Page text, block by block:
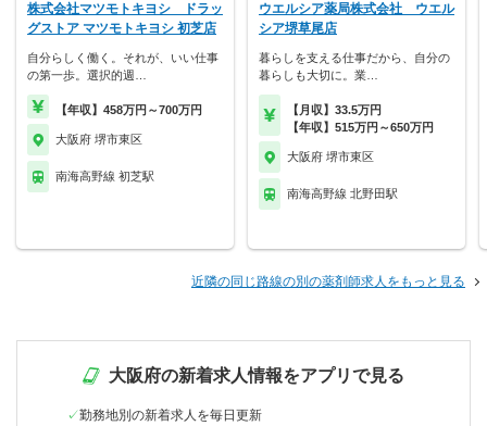
株式会社マツモトキヨシ ドラッ
グストア マツモトキヨシ 初芝店
自分らしく働く。それが、いい仕事
の第一歩。選択的週…
【年収】458万円～700万円
大阪府 堺市東区
南海高野線 初芝駅
ウエルシア薬局株式会社 ウエル
シア堺草尾店
暮らしを支える仕事だから、自分の
暮らしも大切に。業…
【月収】33.5万円
【年収】515万円～650万円
大阪府 堺市東区
南海高野線 北野田駅
近隣の同じ路線の別の薬剤師求人をもっと見る
大阪府の新着求人情報をアプリで見る
勤務地別の新着求人を毎日更新